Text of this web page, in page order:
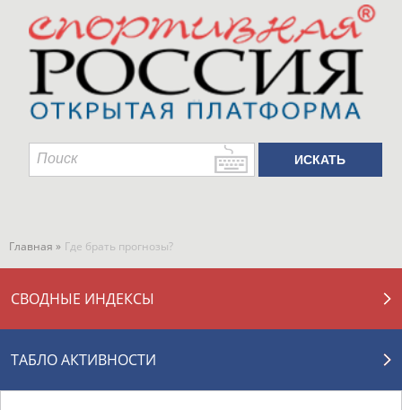
Главная » Где брать прогнозы?
СВОДНЫЕ ИНДЕКСЫ
ТАБЛО АКТИВНОСТИ